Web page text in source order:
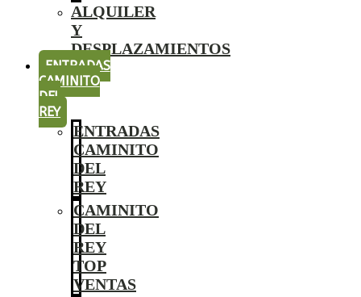
ALQUILER
Y
DESPLAZAMIENTOS
ENTRADAS
CAMINITO
DEL
REY
ENTRADAS
CAMINITO
DEL
REY
CAMINITO
DEL
REY
TOP
VENTAS